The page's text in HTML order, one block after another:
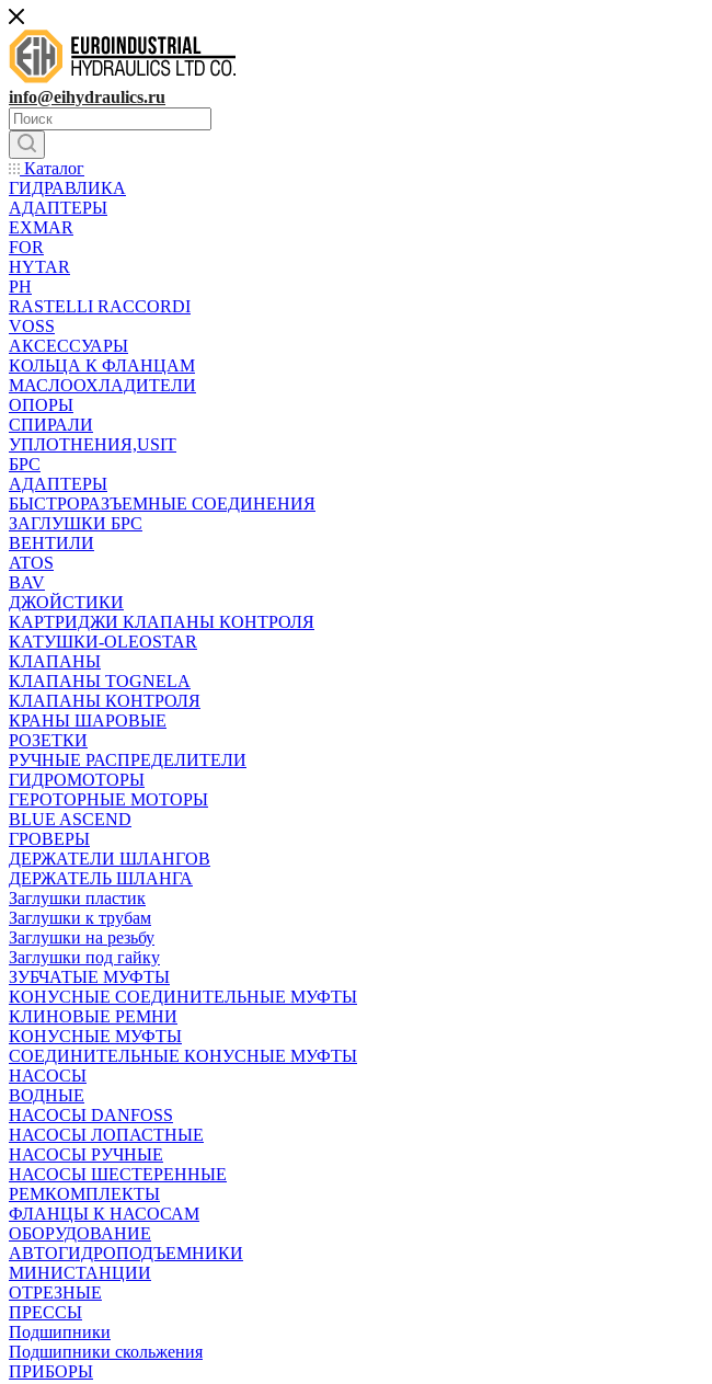
info@eihydraulics.ru
Каталог
ГИДРАВЛИКА
АДАПТЕРЫ
EXMAR
FOR
HYTAR
PH
RASTELLI RACCORDI
VOSS
АКСЕССУАРЫ
КОЛЬЦА К ФЛАНЦАМ
МАСЛООХЛАДИТЕЛИ
ОПОРЫ
СПИРАЛИ
УПЛОТНЕНИЯ,USIT
БРС
АДАПТЕРЫ
БЫСТРОРАЗЪЕМНЫЕ СОЕДИНЕНИЯ
ЗАГЛУШКИ БРС
ВЕНТИЛИ
ATOS
BAV
ДЖОЙСТИКИ
КАРТРИДЖИ КЛАПАНЫ КОНТРОЛЯ
КАТУШКИ-OLEOSTAR
КЛАПАНЫ
КЛАПАНЫ TOGNELA
КЛАПАНЫ КОНТРОЛЯ
КРАНЫ ШАРОВЫЕ
РОЗЕТКИ
РУЧНЫЕ РАСПРЕДЕЛИТЕЛИ
ГИДРОМОТОРЫ
ГЕРОТОРНЫЕ МОТОРЫ
BLUE ASCEND
ГРОВЕРЫ
ДЕРЖАТЕЛИ ШЛАНГОВ
ДЕРЖАТЕЛЬ ШЛАНГА
Заглушки пластик
Заглушки к трубам
Заглушки на резьбу
Заглушки под гайку
ЗУБЧАТЫЕ МУФТЫ
КОНУСНЫЕ СОЕДИНИТЕЛЬНЫЕ МУФТЫ
КЛИНОВЫЕ РЕМНИ
КОНУСНЫЕ МУФТЫ
СОЕДИНИТЕЛЬНЫЕ КОНУСНЫЕ МУФТЫ
НАСОСЫ
ВОДНЫЕ
НАСОСЫ DANFOSS
НАСОСЫ ЛОПАСТНЫЕ
НАСОСЫ РУЧНЫЕ
НАСОСЫ ШЕСТЕРЕННЫЕ
РЕМКОМПЛЕКТЫ
ФЛАНЦЫ К НАСОСАМ
ОБОРУДОВАНИЕ
АВТОГИДРОПОДЪЕМНИКИ
МИНИСТАНЦИИ
ОТРЕЗНЫЕ
ПРЕССЫ
Подшипники
Подшипники скольжения
ПРИБОРЫ